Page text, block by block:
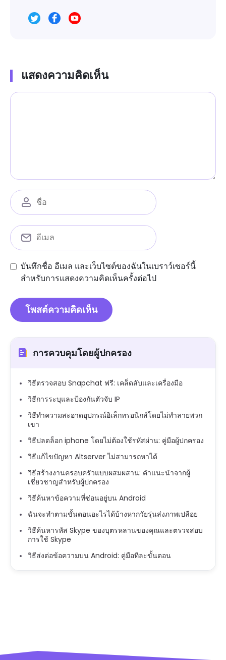
แสดงความคิดเห็น
บันทึกชื่อ อีเมล และเว็บไซต์ของฉันในเบราว์เซอร์นี้
สำหรับการแสดงความคิดเห็นครั้งต่อไป
การควบคุมโดยผู้ปกครอง
วิธีตรวจสอบ Snapchat ฟรี: เคล็ดลับและเครื่องมือ
วิธีการระบุและป้องกันตัวจับ IP
วิธีทำความสะอาดอุปกรณ์อิเล็กทรอนิกส์โดยไม่ทำลายพวก
เขา
วิธีปลดล็อก iphone โดยไม่ต้องใช้รหัสผ่าน: คู่มือผู้ปกครอง
วิธีแก้ไขปัญหา Altserver ไม่สามารถหาได้
วิธีสร้างงานครอบครัวแบบผสมผสาน: คำแนะนำจากผู้
เชี่ยวชาญสำหรับผู้ปกครอง
วิธีค้นหาข้อความที่ซ่อนอยู่บน Android
ฉันจะทำตามขั้นตอนอะไรได้บ้างหากวัยรุ่นส่งภาพเปลือย
วิธีค้นหารหัส Skype ของบุตรหลานของคุณและตรวจสอบ
การใช้ Skype
วิธีส่งต่อข้อความบน Android: คู่มือทีละขั้นตอน